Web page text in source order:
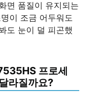
면 품질이 유지되는
이 조금 어두워도
도 눈이 덜 피곤했
프로세
라질까요?